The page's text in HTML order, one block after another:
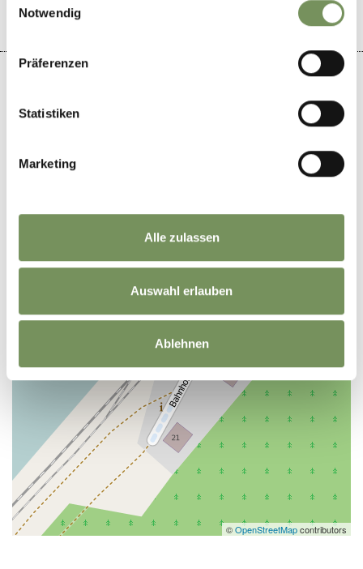
Notwendig
Präferenzen
Statistiken
Marketing
Alle zulassen
Auswahl erlauben
Ablehnen
−
©OpenStreetMapcontributors